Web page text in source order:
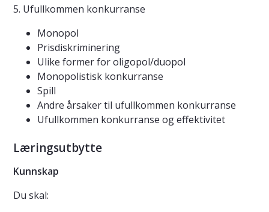
5. Ufullkommen konkurranse
Monopol
Prisdiskriminering
Ulike former for oligopol/duopol
Monopolistisk konkurranse
Spill
Andre årsaker til ufullkommen konkurranse
Ufullkommen konkurranse og effektivitet
Læringsutbytte
Kunnskap
Du skal: